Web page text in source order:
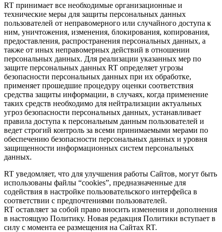
RT принимает все необходимые организационные и
технические меры для защиты персональных данных
пользователей от неправомерного или случайного доступа к
ним, уничтожения, изменения, блокирования, копирования,
предоставления, распространения персональных данных, а
также от иных неправомерных действий в отношении
персональных данных. Для реализации указанных мер по
защите персональных данных RT определяет угрозы
безопасности персональных данных при их обработке,
применяет прошедшие процедуру оценки соответствия
средства защиты информации, в случаях, когда применение
таких средств необходимо для нейтрализации актуальных
угроз безопасности персональных данных, устанавливает
правила доступа к персональным данным пользователей и
ведет строгий контроль за всеми принимаемыми мерами по
обеспечению безопасности персональных данных и уровня
защищенности информационных систем персональных
данных.
RT уведомляет, что для улучшения работы Сайтов, могут быть
использованы файлы “cookies”, предназначенные для
содействия в настройке пользовательского интерфейса в
соответствии с предпочтениями пользователей.
RT оставляет за собой право вносить изменения и дополнения
в настоящую Политику. Новая редакция Политики вступает в
силу с момента ее размещения на Сайтах RT.